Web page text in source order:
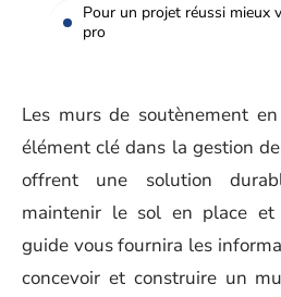
Pour un projet réussi mieux
pro
Les murs de soutènement
élément clé dans la gestion
offrent une solution
maintenir le sol en place et
guide vous fournira les
concevoir et construire un